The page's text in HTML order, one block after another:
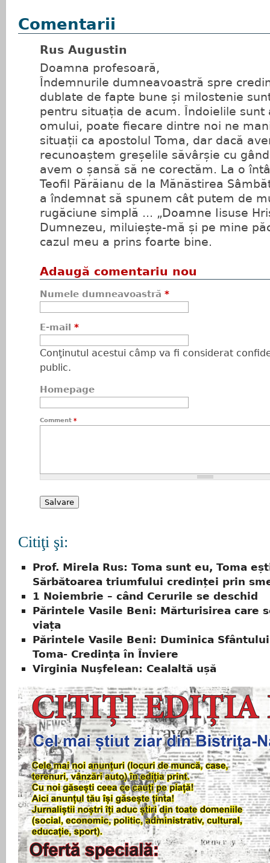
Comentarii
Rus Augustin
Doamna profesoară,
Îndemnurile dumneavoastră spre
dublate de fapte bune și milostenie
pentru situația de acum. Îndoielile sunt
omului, poate fiecare dintre noi ne
situații ca apostolul Toma, dar dacă
recunoaștem greșelile săvârșie cu
avem o șansă să ne corectăm. La o
Teofil Părăianu de la Mănăstirea
a îndemnat să spunem cât putem de
rugăciune simplă ... „Doamne Iisuse
Dumnezeu, miluiește-mă și pe mine
cazul meu a prins foarte bine.
Adaugă comentariu nou
Numele dumneavoastră *
E-mail *
Conţinutul acestui câmp va fi considerat
public.
Homepage
Comment *
Citiţi şi:
Prof. Mirela Rus: Toma sunt eu, Toma
Sărbătoarea triumfului credinței prin
1 Noiembrie – când Cerurile se deschid
Părintele Vasile Beni: Mărturisirea care
viața
Părintele Vasile Beni: Duminica
Toma- Credința în Înviere
Virginia Nuşfelean: Cealaltă ușă